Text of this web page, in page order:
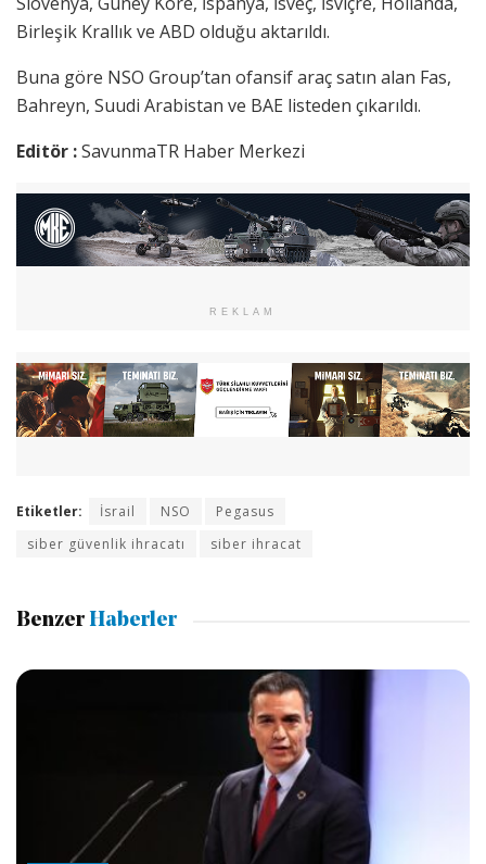
Birleşik Krallık ve ABD olduğu aktarıldı.
Buna göre NSO Group’tan ofansif araç satın alan Fas,
Bahreyn, Suudi Arabistan ve BAE listeden çıkarıldı.
Editör :SavunmaTR Haber Merkezi
REKLAM
Etiketler: İsrail NSO
Pegasus
siber güvenlik ihracatı
siber ihracat
Benzer Haberler